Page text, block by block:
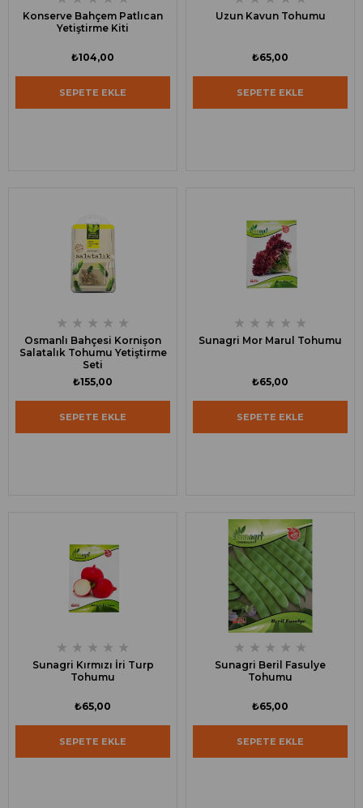
Konserve Bahçem Patlıcan
Yetiştirme Kiti
₺104,00
SEPETE EKLE
Uzun Kavun Tohumu
₺65,00
SEPETE EKLE
★ ★ ★ ★ ★
Osmanlı Bahçesi Kornişon
Salatalık Tohumu Yetiştirme
Seti
₺155,00
SEPETE EKLE
★ ★ ★ ★ ★
Sunagri Mor Marul Tohumu
₺65,00
SEPETE EKLE
★ ★ ★ ★ ★
Sunagri Kırmızı İri Turp
Tohumu
₺65,00
SEPETE EKLE
★ ★ ★ ★ ★
Sunagri Beril Fasulye
Tohumu
₺65,00
SEPETE EKLE